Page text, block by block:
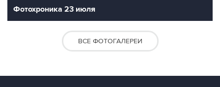
Фотохроника 23 июля
ВСЕ ФОТОГАЛЕРЕИ